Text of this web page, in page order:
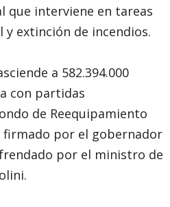
que interviene en tareas
extinción de incendios.
a 582.394.000
con partidas
de Reequipamiento
firmado por el gobernador
por el ministro de